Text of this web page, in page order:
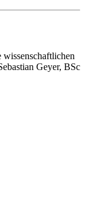
Geyer, BSc